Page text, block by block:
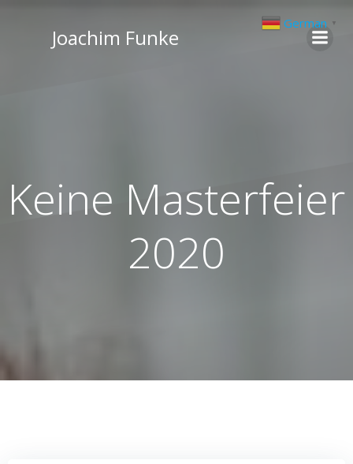
springen
Joachim Funke
Keine Masterfeier
2020
German ▼